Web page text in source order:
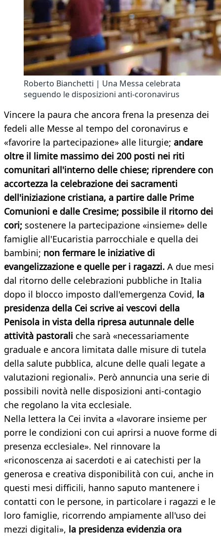
Roberto Bianchetti | Una Messa celebrata
seguendo le disposizioni anti-coronavirus
Vincere la paura che ancora frena la presenza dei
fedeli alle Messe al tempo del coronavirus e
«favorire la partecipazione» alle liturgie; andare
oltre il limite massimo dei 200 posti nei riti
comunitari all'interno delle chiese; riprendere con
accortezza la celebrazione dei sacramenti
dell'iniziazione cristiana, a partire dalle Prime
Comunioni e dalle Cresime; possibile il ritorno dei
cori; sostenere la partecipazione «insieme» delle
famiglie all'Eucaristia parrocchiale e quella dei
bambini; non fermare le iniziative di
evangelizzazione e quelle per i ragazzi. A due mesi
dal ritorno delle celebrazioni pubbliche in Italia
dopo il blocco imposto dall'emergenza Covid, la
presidenza della Cei scrive ai vescovi della
Penisola in vista della ripresa autunnale delle
attività pastorali che sarà «necessariamente
graduale e ancora limitata dalle misure di tutela
della salute pubblica, alcune delle quali legate a
valutazioni regionali». Però annuncia una serie di
possibili novità nelle disposizioni anti-contagio
che regolano la vita ecclesiale.
Nella lettera la Cei invita a «lavorare insieme per
porre le condizioni con cui aprirsi a nuove forme di
presenza ecclesiale». Nel rinnovare la
«riconoscenza ai sacerdoti e ai catechisti per la
generosa e creativa disponibilità con cui, anche in
questi mesi difficili, hanno saputo mantenere i
contatti con le persone, in particolare i ragazzi e le
loro famiglie, ricorrendo ampiamente all'uso dei
mezzi digitali», la presidenza evidenzia ora